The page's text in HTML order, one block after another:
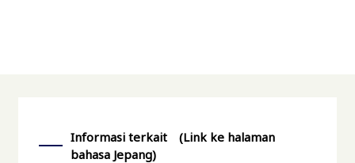
Informasi terkait (Link ke halaman
bahasa Jepang)